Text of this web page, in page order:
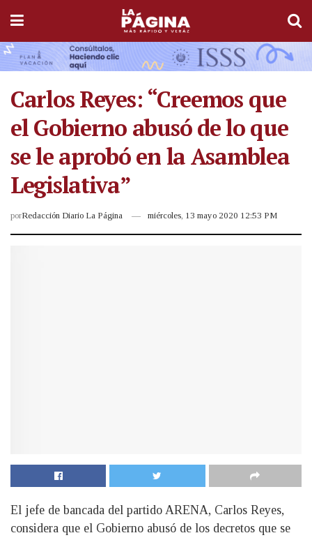
Carlos Reyes: “Creemos que
el Gobierno abusó de lo que
se le aprobó en la Asamblea
Legislativa”
porRedacción Diario La Página miércoles, 13 mayo 2020 12:53 PM
El jefe de bancada del partido ARENA, Carlos Reyes,
considera que el Gobierno abusó de los decretos que se